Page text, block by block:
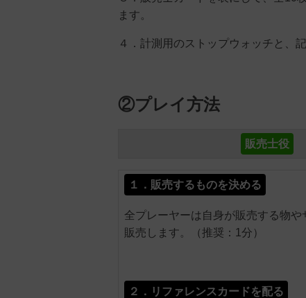
ます。
４．計測用のストップウォッチと、
②プレイ方法
販売士役
１．販売するものを決める
全プレーヤーは自身が販売する物
販売します。（推奨：1分）
２．リファレンスカードを配る